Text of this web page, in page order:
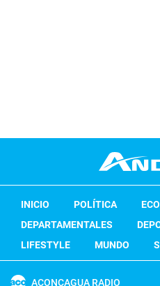
INICIO POLÍTICA
DEPARTAMENTALES
LIFESTYLE
MUNDO
ACONCAGUA RADIO